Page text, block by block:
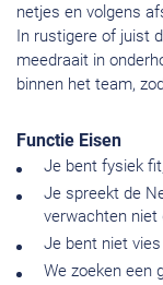
netjes en volgens
In rustigere of juist
meedraait in
binnen het team,
Functie Eisen
Je bent fysiek
Je spreekt de
verwachten niet
Je bent niet vies
We zoeken een